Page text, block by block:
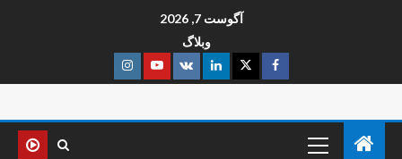
آگوست 7, 2026
وبلاگ